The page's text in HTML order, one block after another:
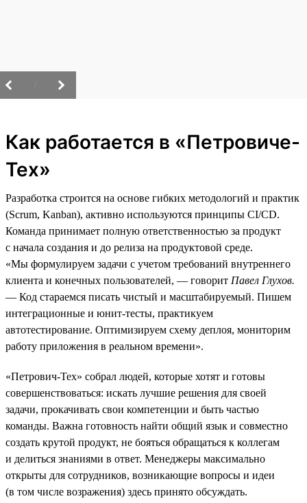
Как работается в «Петровиче-
Тех»
Разработка строится на основе гибких методологий и практик
(Scrum, Kanban), активно используются принципы CI/CD.
Команда принимает полную ответственностью за продукт
с начала создания и до релиза на продуктовой среде.
«Мы формулируем задачи с учетом требований внутреннего
клиента и конечных пользователей, — говорит Павел Глухов.
— Код стараемся писать чистый и масштабируемый. Пишем
интеграционные и юнит-тесты, практикуем
автотестирование. Оптимизируем схему деплоя, мониторим
работу приложения в реальном времени».
«Петрович-Тех» собрал людей, которые хотят и готовы
совершенствоваться: искать лучшие решения для своей
задачи, прокачивать свои компетенции и быть частью
команды. Важна готовность найти общий язык и совместно
создать крутой продукт, не бояться обращаться к коллегам
и делиться знаниями в ответ. Менеджеры максимально
открыты для сотрудников, возникающие вопросы и идеи
(в том числе возражения) здесь принято обсуждать.